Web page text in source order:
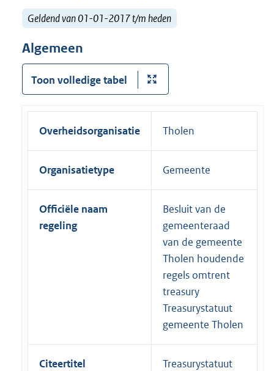
Geldend van 01-01-2017 t/m heden
Algemeen
Toon volledige tabel
Overheidsorganisatie Tholen
Organisatietype Gemeente
Officiële naam
regeling
Besluit van de
gemeenteraad
van de gemeente
Tholen houdende
regels omtrent
treasury
Treasurystatuut
gemeente Tholen
Citeertitel
Treasurystatuut